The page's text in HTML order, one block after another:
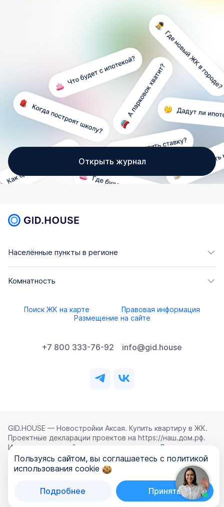
Открыть журнал
Населённые пункты в регионе
Комнатность
Поиск ЖК на карте
Правовая информация
Размещение на сайте
+7 800 333-76-92 info@gid.house
GID.HOUSE — Новостройки Аксая. Купить квартиру в ЖК.
Проектные декларации проектов на https://наш.дом.рф.
Использование сайта означает согласие с
Лицензионным
соглашением ,Политикой конфиденциальностии
Политикой обработки персональных данных
ООО «ГИД.ХАУЗ»
Пользуясь сайтом, вы соглашаетесь с политикой
использования cookie
Подробнее Принять